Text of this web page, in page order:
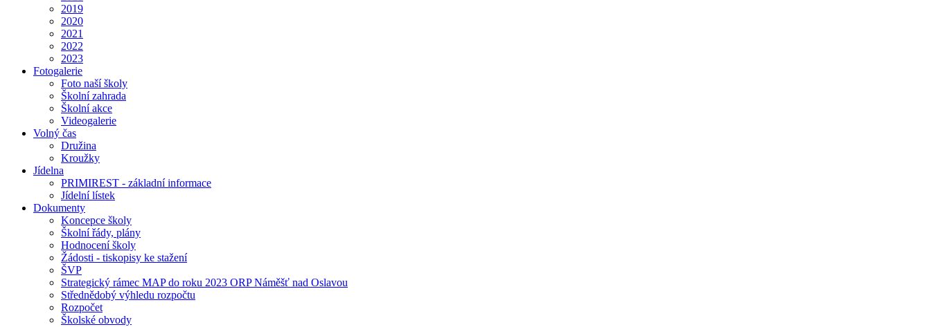
2019
2020
2021
2022
2023
Fotogalerie
Foto naší školy
Školní zahrada
Školní akce
Videogalerie
Volný čas
Družina
Kroužky
Jídelna
PRIMIREST - základní informace
Jídelní lístek
Dokumenty
Koncepce školy
Školní řády, plány
Hodnocení školy
Žádosti - tiskopisy ke stažení
ŠVP
Strategický rámec MAP do roku 2023 ORP Náměšť nad Oslavou
Střednědobý výhledu rozpočtu
Rozpočet
Školské obvody